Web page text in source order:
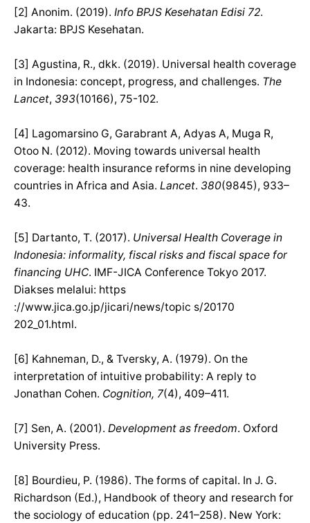
[2] Anonim. (2019). Info BPJS Kesehatan Edisi 72.
Jakarta: BPJS Kesehatan.
[3] Agustina, R., dkk. (2019). Universal health coverage
in Indonesia: concept, progress, and challenges. The
Lancet, 393(10166), 75-102.
[4] Lagomarsino G, Garabrant A, Adyas A, Muga R,
Otoo N. (2012). Moving towards universal health
coverage: health insurance reforms in nine developing
countries in Africa and Asia. Lancet. 380(9845), 933–
43.
[5] Dartanto, T. (2017). Universal Health Coverage in
Indonesia: informality, fiscal risks and fiscal space for
financing UHC. IMF-JICA Conference Tokyo 2017.
Diakses melalui: https
://www.jica.go.jp/jicari/news/topic s/20170
202_01.html.
[6] Kahneman, D., & Tversky, A. (1979). On the
interpretation of intuitive probability: A reply to
Jonathan Cohen. Cognition, 7(4), 409–411.
[7] Sen, A. (2001). Development as freedom. Oxford
University Press.
[8] Bourdieu, P. (1986). The forms of capital. In J. G.
Richardson (Ed.), Handbook of theory and research for
the sociology of education (pp. 241–258). New York: